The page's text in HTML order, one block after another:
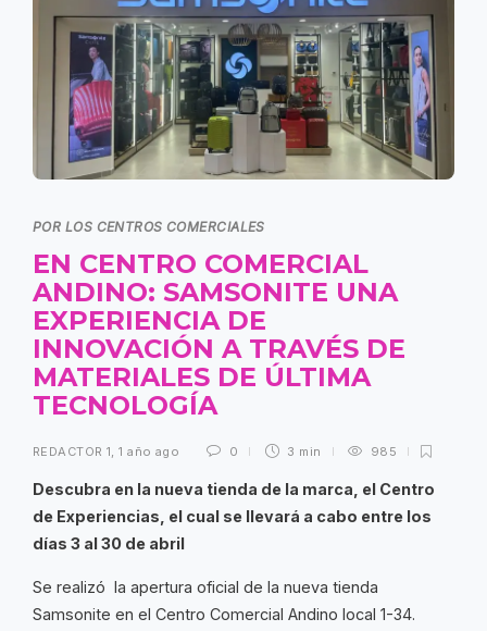
POR LOS CENTROS COMERCIALES
EN CENTRO COMERCIAL
ANDINO: SAMSONITE UNA
EXPERIENCIA DE
INNOVACIÓN A TRAVÉS DE
MATERIALES DE ÚLTIMA
TECNOLOGÍA
REDACTOR 1,1 año ago 0 3 min 985
Descubra en la nueva tienda de la marca, el Centro
de Experiencias, el cual se llevará a cabo entre los
días 3 al 30 de abril
Se realizó la apertura oficial de la nueva tienda
Samsonite en el Centro Comercial Andino local 1-34.